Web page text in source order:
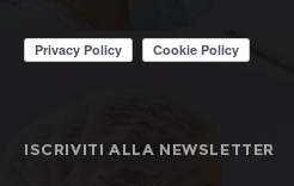
ISCRIVITI ALLA NEWSLETTER